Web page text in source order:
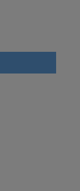
Tipo: